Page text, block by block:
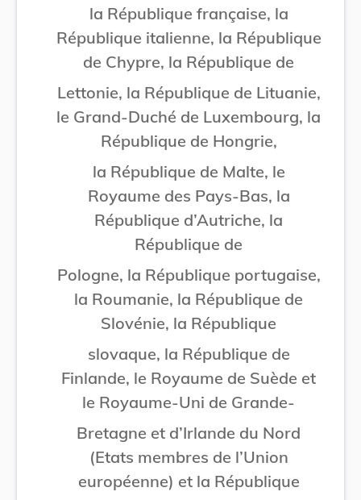
la République française, la
République italienne, la République
de Chypre, la République de
Lettonie, la République de Lituanie,
le Grand-Duché de Luxembourg, la
République de Hongrie,
la République de Malte, le
Royaume des Pays-Bas, la
République d’Autriche, la
République de
Pologne, la République portugaise,
la Roumanie, la République de
Slovénie, la République
slovaque, la République de
Finlande, le Royaume de Suède et
le Royaume-Uni de Grande-
Bretagne et d’Irlande du Nord
(Etats membres de l’Union
européenne) et la République